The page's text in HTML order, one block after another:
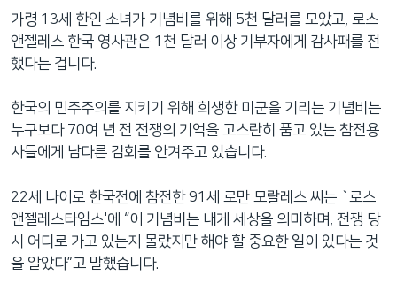
가령 13세 한인 소녀가 기념비를 위해 5천 달러를 모았고, 로스
앤젤레스 한국 영사관은 1천 달러 이상 기부자에게 감사패를 전
했다는 겁니다.
한국의 민주주의를 지키기 위해 희생한 미군을 기리는 기념비는
누구보다 70여 년 전 전쟁의 기억을 고스란히 품고 있는 참전용
사들에게 남다른 감회를 안겨주고 있습니다.
22세 나이로 한국전에 참전한 91세 로만 모랄레스 씨는 `로스
앤젤레스타임스'에 “이 기념비는 내게 세상을 의미하며, 전쟁 당
시 어디로 가고 있는지 몰랐지만 해야 할 중요한 일이 있다는 것
을 알았다”고 말했습니다.